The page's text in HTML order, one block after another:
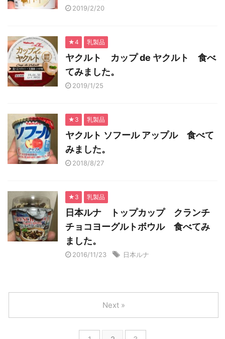
2019/2/20
★4 乳製品
ヤクルト カップ de ヤクルト 食べ
てみました。
2019/1/25
★3 乳製品
ヤクルト ソフール アップル 食べて
みました。
2018/8/27
★3 乳製品
日本ルナ トップカップ クランチ
チョコヨーグルトボウル 食べてみ
ました。
2016/11/23 日本ルナ
Next »